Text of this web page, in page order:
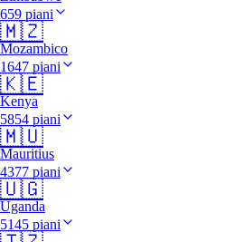
659 piani
🇲🇿
Mozambico
1647 piani
🇰🇪
Kenya
5854 piani
🇲🇺
Mauritius
4377 piani
🇺🇬
Uganda
5145 piani